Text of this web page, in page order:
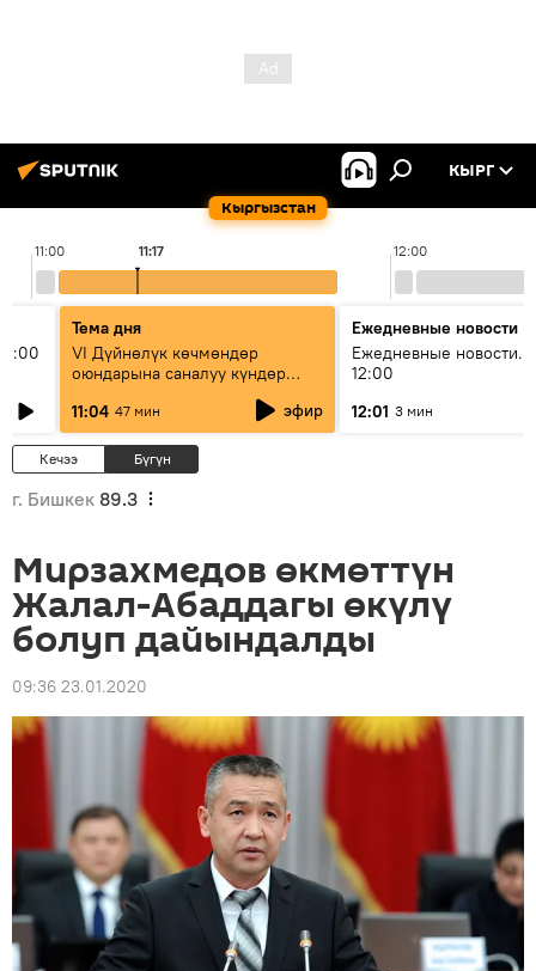
Кыргызстан
КЫРГ
11:00 12:00
11:17
Тема дня
VI Дүйнөлүк көчмөндөр
оюндарына саналуу күндөр
калды: даярдык иштери кайсы
этапка жетти?
11:04 47 мин эфир
Ежедневные новости
Ежедневные новости.
12:00
12:01 3 мин
Кечээ Бүгүн
г. Бишкек 89.3
Мирзахмедов өкмөттүн
Жалал-Абаддагы өкүлү
болуп дайындалды
09:36 23.01.2020